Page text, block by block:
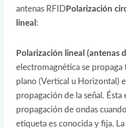
antenas RFID Polarización
lineal :
Polarización lineal (antenas
electromagnética se propaga
plano (Vertical u Horizontal)
propagación de la señal. Ésta
propagación de ondas
etiqueta es conocida y fija.